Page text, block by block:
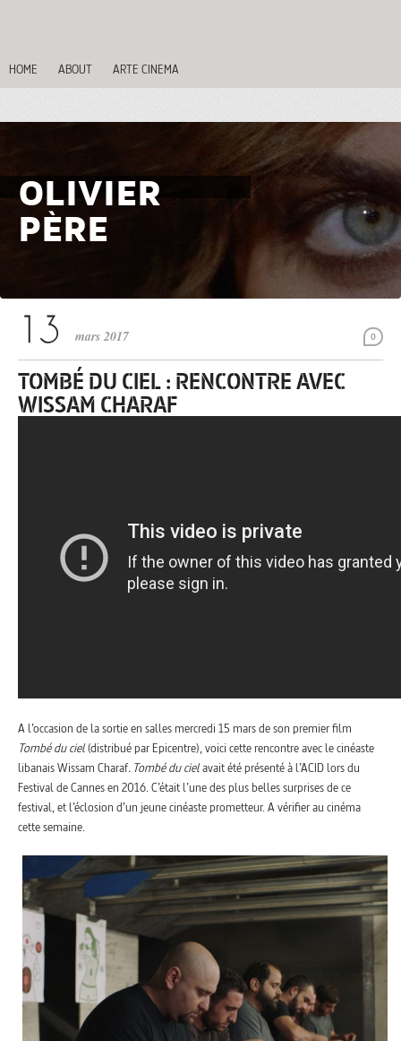
HOME ABOUT ARTE CINEMA
OLIVIER
PÈRE
0
mars 2017
TOMBÉ DU CIEL : RENCONTRE AVEC
WISSAM CHARAF
A l’occasion de la sortie en salles mercredi 15 mars de son premier film
Tombé du ciel(distribué par Epicentre), voici cette rencontre avec le cinéaste
libanais Wissam Charaf. Tombé du cielavait été présenté à l’ACID lors du
Festival de Cannes en 2016. C’était l’une des plus belles surprises de ce
festival, et l’éclosion d’un jeune cinéaste prometteur. A vérifier au cinéma
cette semaine.